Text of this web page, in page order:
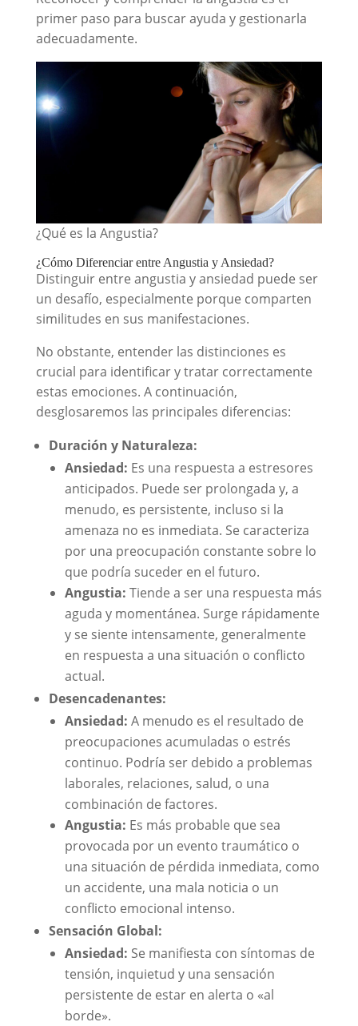
primer paso para buscar ayuda y gestionarla
adecuadamente.
¿Qué es la Angustia?
¿Cómo Diferenciar entre Angustia y Ansiedad?
Distinguir entre angustia y ansiedad puede ser
un desafío, especialmente porque comparten
similitudes en sus manifestaciones.
No obstante, entender las distinciones es
crucial para identificar y tratar correctamente
estas emociones. A continuación,
desglosaremos las principales diferencias:
Duración y Naturaleza:
Ansiedad: Es una respuesta a estresores
anticipados. Puede ser prolongada y, a
menudo, es persistente, incluso si la
amenaza no es inmediata. Se caracteriza
por una preocupación constante sobre lo
que podría suceder en el futuro.
Angustia: Tiende a ser una respuesta más
aguda y momentánea. Surge rápidamente
y se siente intensamente, generalmente
en respuesta a una situación o conflicto
actual.
Desencadenantes:
Ansiedad: A menudo es el resultado de
preocupaciones acumuladas o estrés
continuo. Podría ser debido a problemas
laborales, relaciones, salud, o una
combinación de factores.
Angustia: Es más probable que sea
provocada por un evento traumático o
una situación de pérdida inmediata, como
un accidente, una mala noticia o un
conflicto emocional intenso.
Sensación Global:
Ansiedad: Se manifiesta con síntomas de
tensión, inquietud y una sensación
persistente de estar en alerta o «al
borde».